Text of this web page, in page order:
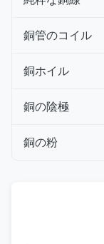
銅管のコイル
銅ホイル
銅の陰極
銅の粉